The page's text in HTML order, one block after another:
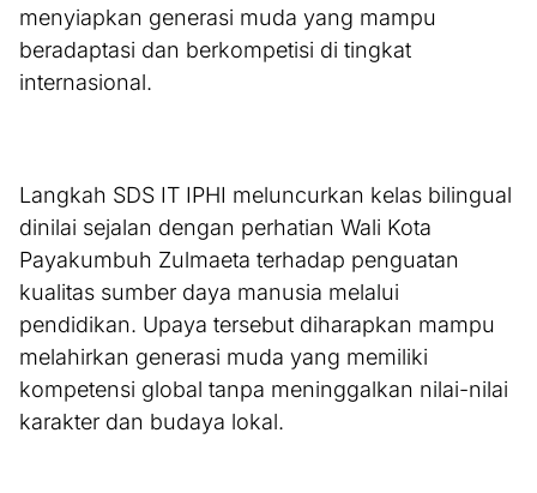
menyiapkan generasi muda yang mampu
beradaptasi dan berkompetisi di tingkat
internasional.
Langkah SDS IT IPHI meluncurkan kelas bilingual
dinilai sejalan dengan perhatian Wali Kota
Payakumbuh Zulmaeta terhadap penguatan
kualitas sumber daya manusia melalui
pendidikan. Upaya tersebut diharapkan mampu
melahirkan generasi muda yang memiliki
kompetensi global tanpa meninggalkan nilai-nilai
karakter dan budaya lokal.